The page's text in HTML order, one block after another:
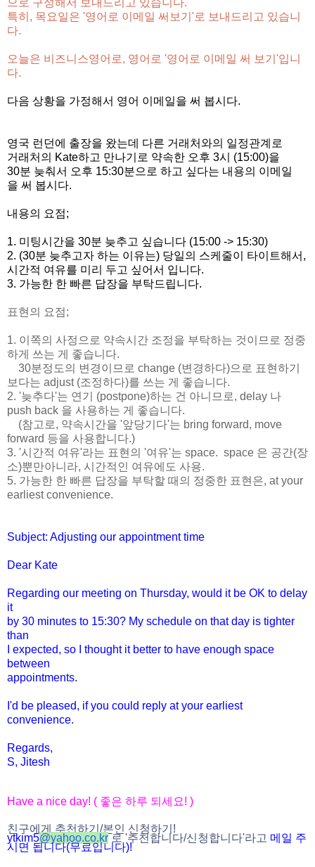
으로 구성해서 보내드리고 있습니다.
특히, 목요일은 '영어로 이메일 써보기'로 보내드리고 있습니
다.
오늘은 비즈니스영어로, 영어로 '영어로 이메일 써 보기'입니
다.
다음 상황을 가정해서 영어 이메일을 써 봅시다.
영국 런던에 출장을 왔는데 다른 거래처와의 일정관계로
거래처의 Kate하고 만나기로 약속한 오후 3시 (15:00)을
30분 늦춰서 오후 15:30분으로 하고 싶다는 내용의 이메일
을 써 봅시다.
내용의 요점;
1. 미팅시간을 30분 늦추고 싶습니다 (15:00 -> 15:30)
2. (30분 늦추고자 하는 이유는) 당일의 스케줄이 타이트해서,
시간적 여유를 미리 두고 싶어서 입니다.
3. 가능한 한 빠른 답장을 부탁드립니다.
표현의 요점;
1. 이쪽의 사정으로 약속시간 조정을 부탁하는 것이므로 정중
하게 쓰는 게 좋습니다.
30분정도의 변경이므로 change (변경하다)으로 표현하기
보다는 adjust (조정하다)를 쓰는 게 좋습니다.
2. '늦추다'는 연기 (postpone)하는 건 아니므로, delay 나
push back 을 사용하는 게 좋습니다.
(참고로, 약속시간을 '앞당기다'는 bring forward, move
forward 등을 사용합니다.)
3. '시간적 여유'라는 표현의 '여유'는 space. space 은 공간(장
소)뿐만아니라, 시간적인 여유에도 사용.
5. 가능한 한 빠른 답장을 부탁할 때의 정중한 표현은, at your
earliest convenience.
Subject: Adjusting our appointment time
Dear Kate
Regarding our meeting on Thursday, would it be OK to delay
it
by 30 minutes to 15:30? My schedule on that day is tighter
than
I expected, so I thought it better to have enough space
between
appointments.
I'd be pleased, if you could reply at your earliest
convenience.
Regards,
S, Jitesh
Have a nice day! ( 좋은 하루 되세요! )
친구에게 추천하기/본인 신청하기!
ytkim5@yahoo.co.kr 로 '추천합니다/신청합니다'라고 메일 주
시면 됩니다(무료입니다)!